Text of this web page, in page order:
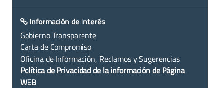
Información de Interés
Gobierno Transparente
Carta de Compromiso
Oficina de Información, Reclamos y Sugerencias
Política de Privacidad de la información de Página
WEB